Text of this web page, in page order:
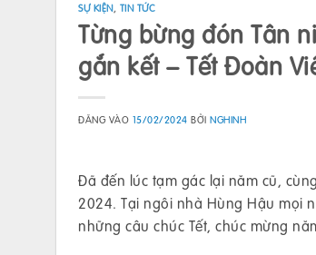
SỰ KIỆN, TIN TỨC
Từng bừng đón Tân
gắn kết – Tết Đoàn
ĐĂNG VÀO 15/02/2024 BỞINGHINH
Đã đến lúc tạm gác lại năm cũ,
2024. Tại ngôi nhà Hùng Hậu mọi
những câu chúc Tết, chúc mừng